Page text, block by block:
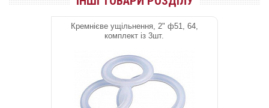
Кремнієве ущільнення, 2" ф51, 64,
комплект із 3шт.